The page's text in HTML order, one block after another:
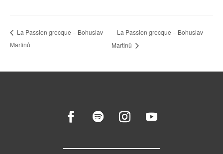
La Passion grecque – Bohuslav
Martinů
La Passion grecque – Bohuslav
Martinů